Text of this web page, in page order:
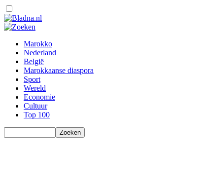
Marokko
Nederland
België
Marokkaanse diaspora
Sport
Wereld
Economie
Cultuur
Top 100